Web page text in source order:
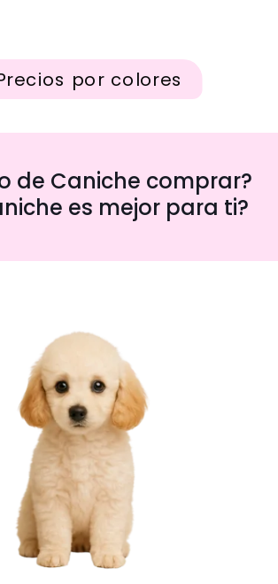
por colores
de Caniche comprar?
es mejor para ti?